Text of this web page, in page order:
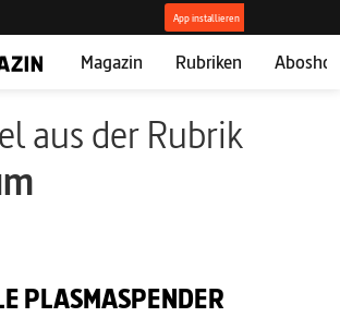
Magazin Rubriken
aus der Rubrik
PLASMASPENDER